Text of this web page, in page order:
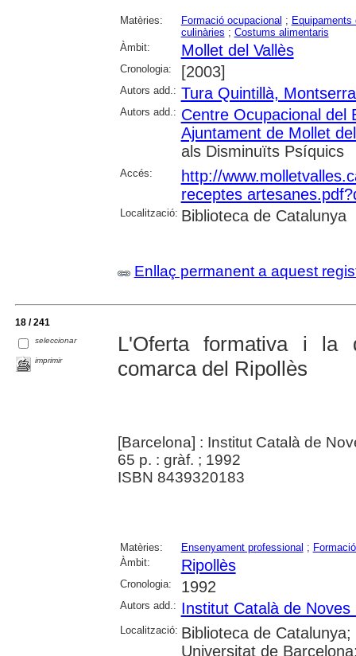
Matèries: Formació ocupacional ;
culinàries ; Costums alimentaris
Àmbit:
Mollet del Vallès
Cronologia: [2003]
Autors add.: Tura Quintillà,
Autors add.: Centre Ocupacional del
Ajuntament de Mollet
als Disminuïts Psíquics
Accés:
http://
receptes
Localització: Biblioteca de Catalunya
Enllaç permanent a aquest
18 / 241
seleccionar
imprimir
L'Oferta formativa i la
comarca del Ripollès
[Barcelona] : Institut Català de
65 p. : gràf. ; 1992
ISBN 8439320183
Matèries: Ensenyament professional ;
Àmbit:
Ripollès
Cronologia: 1992
Autors add.: Institut Català de Noves
Localització: Biblioteca de
Universitat de